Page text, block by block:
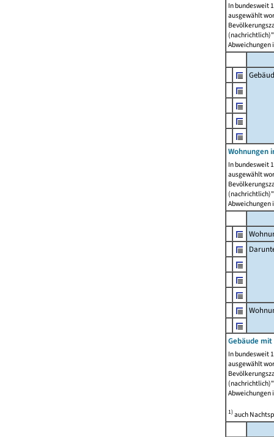
In bundesweit
ausgewählt
Abweichungen
Wohnungen
In bundesweit
ausgewählt
Abweichungen
Gebäude
In bundesweit
ausgewählt
Abweichungen
1)auch